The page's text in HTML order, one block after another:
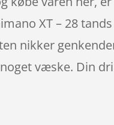
XT – 28 tands
nikker
væske. Din